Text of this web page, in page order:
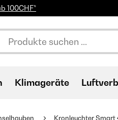
100CHF*
Klimageräte
Kronleuchter Smart